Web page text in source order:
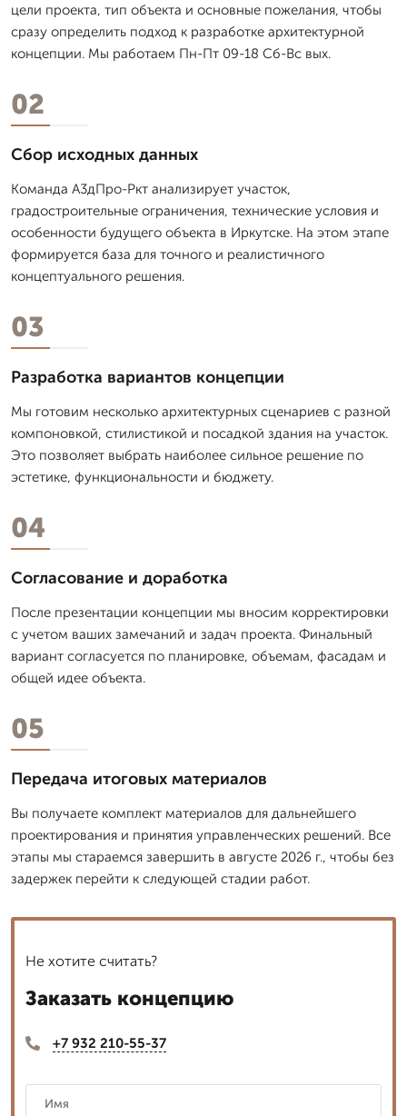
цели проекта, тип объекта и основные пожелания, чтобы
сразу определить подход к разработке архитектурной
концепции. Мы работаем Пн-Пт 09-18 Сб-Вс вых.
02
Сбор исходных данных
Команда А3дПро-Ркт анализирует участок,
градостроительные ограничения, технические условия и
особенности будущего объекта в Иркутске. На этом этапе
формируется база для точного и реалистичного
концептуального решения.
03
Разработка вариантов концепции
Мы готовим несколько архитектурных сценариев с разной
компоновкой, стилистикой и посадкой здания на участок.
Это позволяет выбрать наиболее сильное решение по
эстетике, функциональности и бюджету.
04
Согласование и доработка
После презентации концепции мы вносим корректировки
с учетом ваших замечаний и задач проекта. Финальный
вариант согласуется по планировке, объемам, фасадам и
общей идее объекта.
05
Передача итоговых материалов
Вы получаете комплект материалов для дальнейшего
проектирования и принятия управленческих решений. Все
этапы мы стараемся завершить в августе 2026 г., чтобы без
задержек перейти к следующей стадии работ.
Не хотите считать?
Заказать концепцию
+7 932 210-55-37